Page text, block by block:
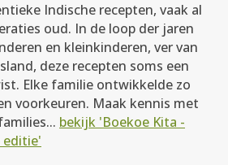
Indische recepten, vaak al
oud. In de loop der jaren
en kleinkinderen, ver van
deze recepten soms een
Elke familie ontwikkelde zo
voorkeuren. Maak kennis met
bekijk 'Boekoe Kita -
editie'